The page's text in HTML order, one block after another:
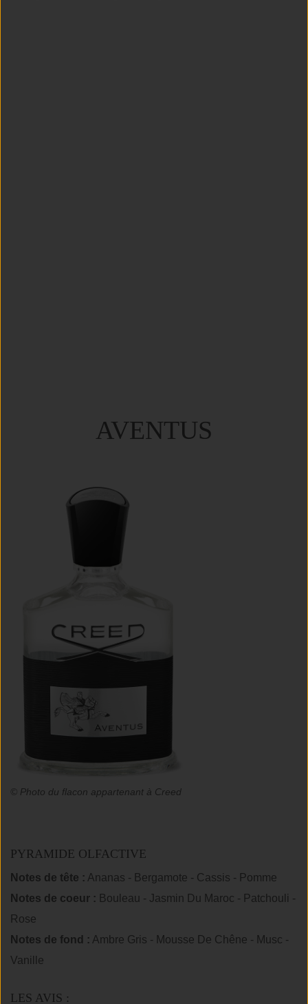
AVENTUS
© Photo du flacon appartenant à Creed
PYRAMIDE OLFACTIVE
Notes de tête : Ananas - Bergamote - Cassis - Pomme
Notes de coeur : Bouleau - Jasmin Du Maroc - Patchouli -
Rose
Notes de fond : Ambre Gris - Mousse De Chêne - Musc -
Vanille
LES AVIS :